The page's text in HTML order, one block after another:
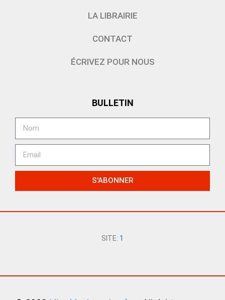
LA LIBRAIRIE
CONTACT
ÉCRIVEZ POUR NOUS
BULLETIN
S'ABONNER
SITE: 1